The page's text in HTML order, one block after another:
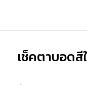
เช็คตาบอดสี